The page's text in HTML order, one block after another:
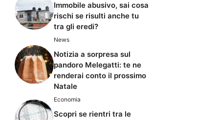
Immobile abusivo, sai cosa
rischi se risulti anche tu
tra gli eredi?
News
Notizia a sorpresa sul
pandoro Melegatti: te ne
renderai conto il prossimo
Natale
Economia
Scopri se rientri tra le